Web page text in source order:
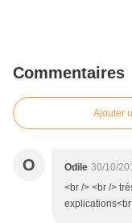
Commentaires
Ajouter
O Odile 30/10/
<br /> <br />